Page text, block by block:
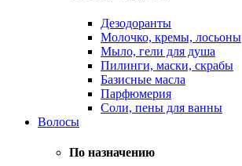
Дезодоранты
Молочко, кремы, лосьоны
Мыло, гели для душа
Пилинги, маски, скрабы
Базисные масла
Парфюмерия
Соли, пены для ванны
Волосы
По назначению